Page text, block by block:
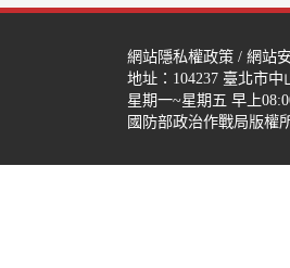
網站隱私權政策 / 網站
地址：104237 臺北市中
星期一~星期五 早上
國防部政治作戰局版權